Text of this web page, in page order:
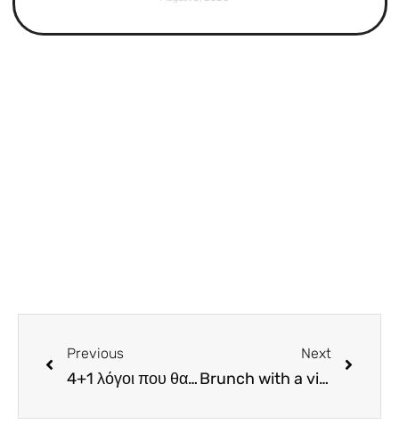
Previous
4+1 λόγοι που θα σε ξανανεβάσουν στο πανασιατικό Montparnasse
Next
Brunch with a view. Το απόλυτο buffet brunch στο γκλαμουράτο The View